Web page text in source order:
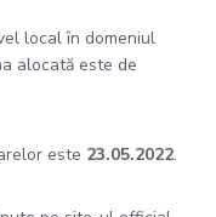
local în domeniul
alocată este de
este 23.05.2022.